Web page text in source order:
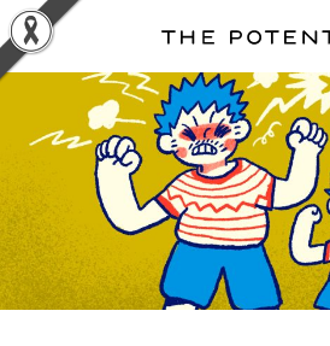
Skip
to
content